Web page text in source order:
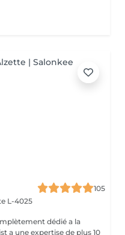
105
L-4025
dédié a la
a une expertise de plus 10